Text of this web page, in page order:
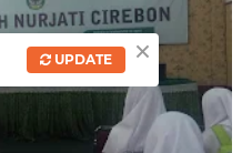
×
UPDATE